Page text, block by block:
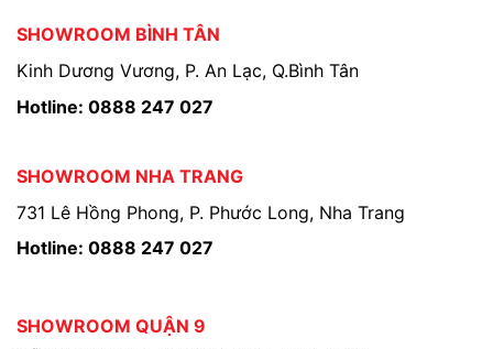
SHOWROOM BÌNH TÂN
Kinh Dương Vương, P. An Lạc, Q.Bình Tân
Hotline: 0888 247 027
SHOWROOM NHA TRANG
731 Lê Hồng Phong, P. Phước Long, Nha Trang
Hotline: 0888 247 027
SHOWROOM QUẬN 9